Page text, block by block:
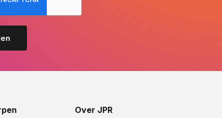
Over JPR